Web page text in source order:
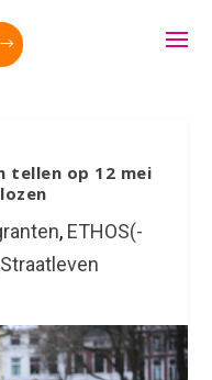
tellen op 12 mei
, ETHOS(-
Straatleven